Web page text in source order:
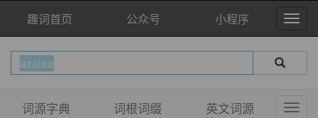
趣词首页 公众号 小程序
词源字典 词根词缀 英文词源